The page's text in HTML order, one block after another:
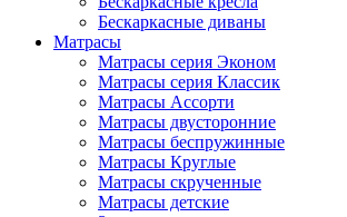
Бескаркасные диваны
Матрасы
Матрасы серия Эконом
Матрасы серия Классик
Матрасы Ассорти
Матрасы двусторонние
Матрасы беспружинные
Матрасы Круглые
Матрасы скрученные
Матрасы детские